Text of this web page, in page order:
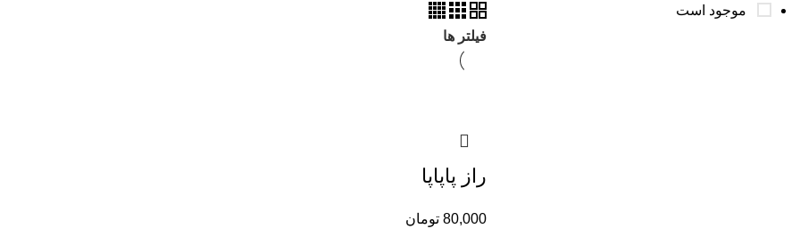
موجود است
فیلتر ها
راز پاپاپا
80,000 تومان